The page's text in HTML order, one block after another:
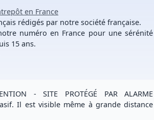
en France
rédigés par notre société française.
numéroen France pour unesérénité
15 ans.
- SITE PROTÉGÉ PAR ALARME
. Il est visible même à grande distance